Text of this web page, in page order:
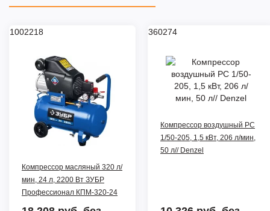
1002218
Компрессор масляный 320 л/
мин, 24 л, 2200 Вт ЗУБР
Профессионал КПМ-320-24
360274
Компрессор воздушный PC
1/50-205, 1,5 кВт, 206 л/мин,
50 л// Denzel